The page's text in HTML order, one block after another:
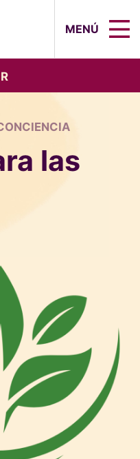
MENÚ
las